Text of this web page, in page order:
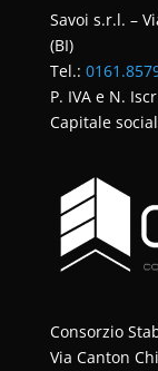
Savoi s.r.l. –
(BI)
Tel.:
P. IVA e N.
Capitale
Consorzio
Via Canton